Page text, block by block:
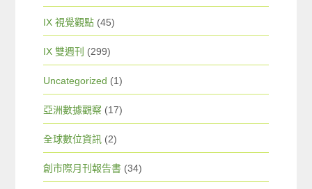
IX 視覺觀點 (45)
IX 雙週刊 (299)
Uncategorized (1)
亞洲數據觀察 (17)
全球數位資訊 (2)
創市際月刊報告書 (34)